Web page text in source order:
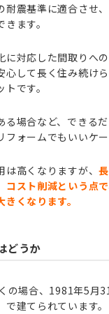
耐震基準に適合させ
ます。
に対応した間取りへ
心して長く住み続け
です。
る場合など、できる
ォームでもいいケー
は高くなりますが、
コスト削減という点
くなります。
どうか
の場合、1981年5月
建てられています。